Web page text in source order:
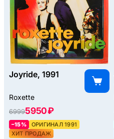
Joyride, 1991
Roxette
69995950 ₽
–15%
ОРИГИНАЛ 1991
ХИТ ПРОДАЖ